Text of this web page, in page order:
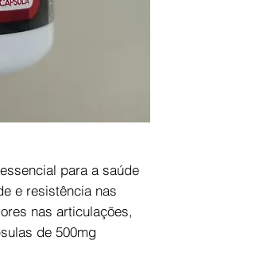
para a saúde
e resistência nas
nas articulações,
de 500mg